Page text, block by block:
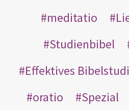
meditatio
Studienbibel
Effektives
oratio
Spezial